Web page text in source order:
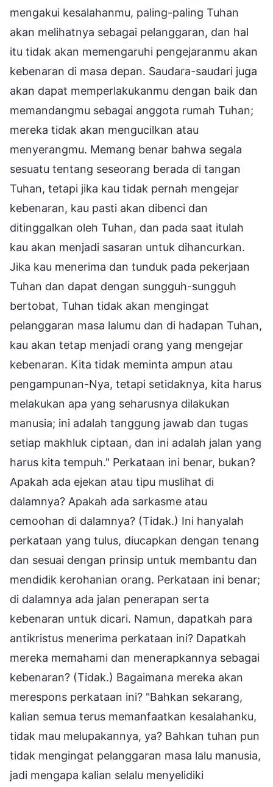
mengakui kesalahanmu, paling-paling Tuhan
akan melihatnya sebagai pelanggaran, dan hal
itu tidak akan memengaruhi pengejaranmu akan
kebenaran di masa depan. Saudara-saudari juga
akan dapat memperlakukanmu dengan baik dan
memandangmu sebagai anggota rumah Tuhan;
mereka tidak akan mengucilkan atau
menyerangmu. Memang benar bahwa segala
sesuatu tentang seseorang berada di tangan
Tuhan, tetapi jika kau tidak pernah mengejar
kebenaran, kau pasti akan dibenci dan
ditinggalkan oleh Tuhan, dan pada saat itulah
kau akan menjadi sasaran untuk dihancurkan.
Jika kau menerima dan tunduk pada pekerjaan
Tuhan dan dapat dengan sungguh-sungguh
bertobat, Tuhan tidak akan mengingat
pelanggaran masa lalumu dan di hadapan Tuhan,
kau akan tetap menjadi orang yang mengejar
kebenaran. Kita tidak meminta ampun atau
pengampunan-Nya, tetapi setidaknya, kita harus
melakukan apa yang seharusnya dilakukan
manusia; ini adalah tanggung jawab dan tugas
setiap makhluk ciptaan, dan ini adalah jalan yang
harus kita tempuh." Perkataan ini benar, bukan?
Apakah ada ejekan atau tipu muslihat di
dalamnya? Apakah ada sarkasme atau
cemoohan di dalamnya? (Tidak.) Ini hanyalah
perkataan yang tulus, diucapkan dengan tenang
dan sesuai dengan prinsip untuk membantu dan
mendidik kerohanian orang. Perkataan ini benar;
di dalamnya ada jalan penerapan serta
kebenaran untuk dicari. Namun, dapatkah para
antikristus menerima perkataan ini? Dapatkah
mereka memahami dan menerapkannya sebagai
kebenaran? (Tidak.) Bagaimana mereka akan
merespons perkataan ini? "Bahkan sekarang,
kalian semua terus memanfaatkan kesalahanku,
tidak mau melupakannya, ya? Bahkan tuhan pun
tidak mengingat pelanggaran masa lalu manusia,
jadi mengapa kalian selalu menyelidiki